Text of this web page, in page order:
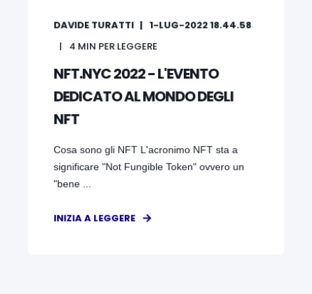
DAVIDE TURATTI
1-LUG-2022 18.44.58
4 MIN PER LEGGERE
NFT.NYC 2022 - L'EVENTO
DEDICATO AL MONDO DEGLI
NFT
Cosa sono gli NFT L'acronimo NFT sta a
significare "Not Fungible Token" ovvero un
"bene ...
INIZIA A LEGGERE